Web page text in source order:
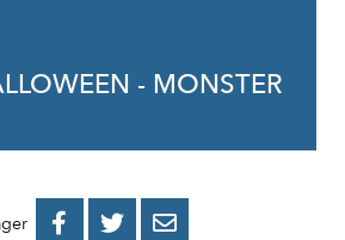
- MONSTER

PARTAGER
PARTAGER
PARTAGER